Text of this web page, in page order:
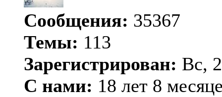
Сообщения: 35367
Темы: 113
Зарегистрирован: Вс,
С нами: 18 лет 8